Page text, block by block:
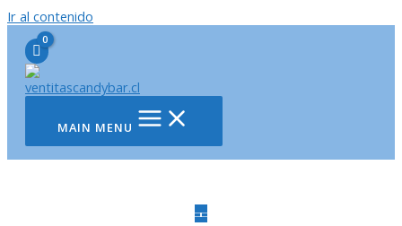
Ir al contenido
MAIN MENU